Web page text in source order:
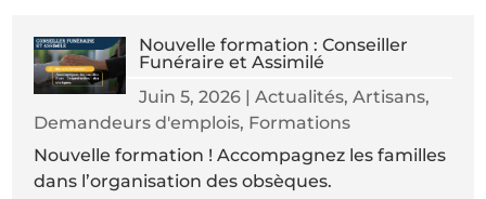
Nouvelle formation : Conseiller
Funéraire et Assimilé
Juin 5, 2026| Actualités, Artisans,
Demandeurs d'emplois, Formations
Nouvelle formation ! Accompagnez les familles
dans l’organisation des obsèques.